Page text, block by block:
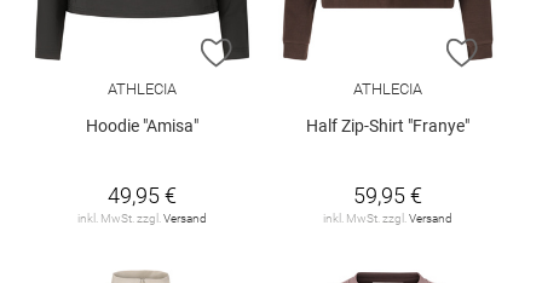
ZUR WUNSCHLISTE HINZUFÜGEN
ATHLECIA
Hoodie "Amisa"
49,95 €
inkl. MwSt. zzgl. Versand
ZUR
ATHLECIA
Half Zip-Shirt "Franye"
59,95 €
inkl. MwSt. zzgl. Versand